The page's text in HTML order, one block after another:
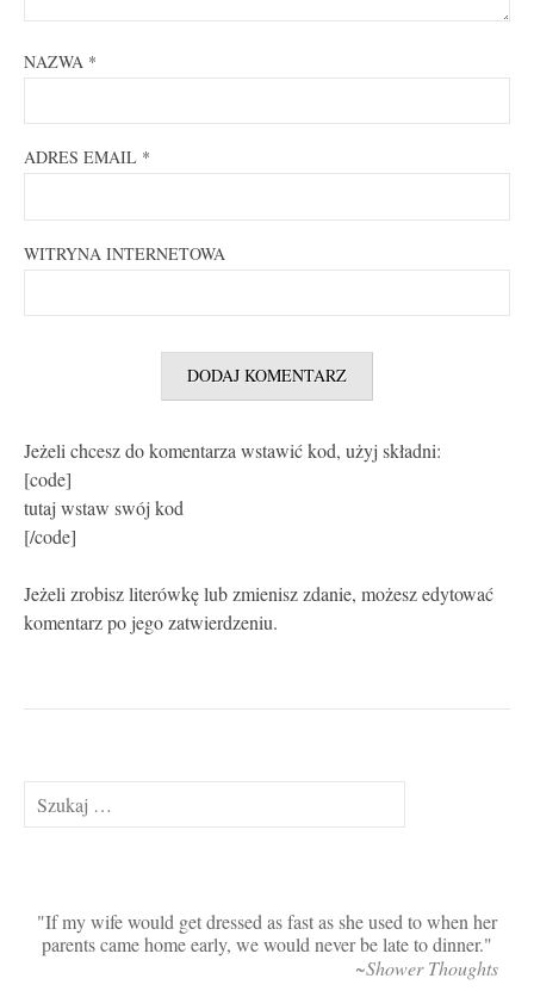
NAZWA *
ADRES EMAIL *
WITRYNA INTERNETOWA
Jeżeli chcesz do komentarza wstawić kod, użyj składni:
[code]
tutaj wstaw swój kod
[/code]
Jeżeli zrobisz literówkę lub zmienisz zdanie, możesz edytować
komentarz po jego zatwierdzeniu.
Szukaj:
If my wife would get dressed as fast as she used to when her
parents came home early, we would never be late to dinner.
~Shower Thoughts